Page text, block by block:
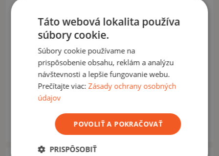
FOOD FORCE
Hotové MRE jedlo Food
Force Kuracie mäso s wok
zeleninou a ryžou
Momentálne nedostupné
FOOD FORCE
Hotové MRE jedlo s ohrevom
Hovädzie ragú so zeleninou
5,90 €
Momentálne nedostupné
Táto webová lokalita používa
súbory cookie.
Súbory cookie používame na
prispôsobenie obsahu, reklám a analýzu
návštevnosti a lepšie fungovanie webu.
Prečítajte viac:Zásady ochrany osobných
údajov
POVOLIŤ A POKRAČOVAŤ
PRISPÔSOBIŤ